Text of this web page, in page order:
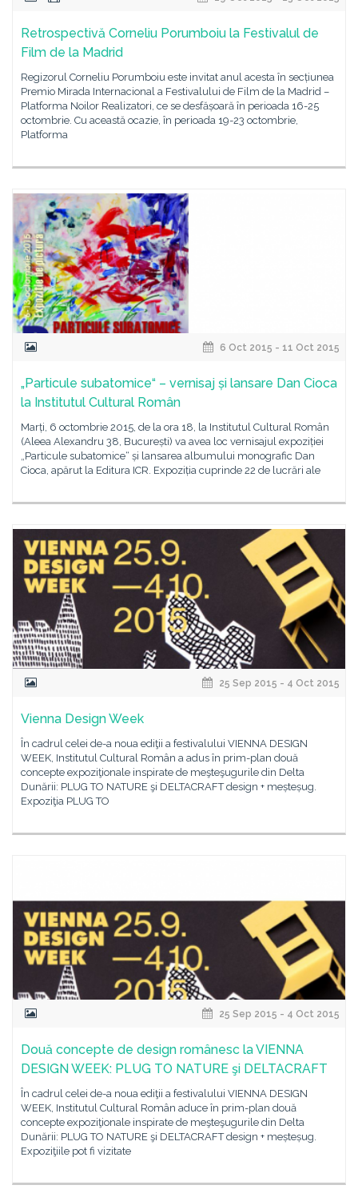
Retrospectivă Corneliu Porumboiu la Festivalul de
Film de la Madrid
Regizorul Corneliu Porumboiu este invitat anul acesta în secțiunea
Premio Mirada Internacional a Festivalului de Film de la Madrid –
Platforma Noilor Realizatori, ce se desfășoară în perioada 16-25
octombrie. Cu această ocazie, în perioada 19-23 octombrie,
Platforma
6 Oct 2015 - 11 Oct 2015
„Particule subatomice“ – vernisaj și lansare Dan Cioca
la Institutul Cultural Român
Marți, 6 octombrie 2015, de la ora 18, la Institutul Cultural Român
(Aleea Alexandru 38, București) va avea loc vernisajul expoziției
„Particule subatomice“ și lansarea albumului monografic Dan
Cioca, apărut la Editura ICR. Expoziția cuprinde 22 de lucrări ale
25 Sep 2015 - 4 Oct 2015
Vienna Design Week
În cadrul celei de-a noua ediţii a festivalului VIENNA DESIGN
WEEK, Institutul Cultural Român a adus în prim-plan două
concepte expoziţionale inspirate de meşteşugurile din Delta
Dunării: PLUG TO NATURE şi DELTACRAFT design + meșteșug.
Expoziţia PLUG TO
25 Sep 2015 - 4 Oct 2015
Două concepte de design românesc la VIENNA
DESIGN WEEK: PLUG TO NATURE şi DELTACRAFT
În cadrul celei de-a noua ediţii a festivalului VIENNA DESIGN
WEEK, Institutul Cultural Român aduce în prim-plan două
concepte expoziţionale inspirate de meşteşugurile din Delta
Dunării: PLUG TO NATURE şi DELTACRAFT design + meșteșug.
Expoziţiile pot fi vizitate